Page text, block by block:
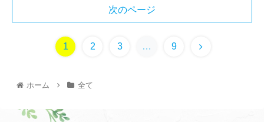
次のページ
1 2 3 … 9
ホーム 全て